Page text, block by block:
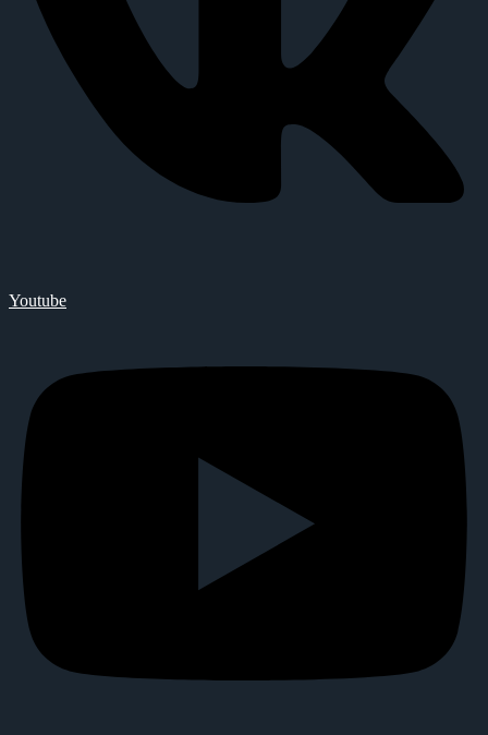
Youtube